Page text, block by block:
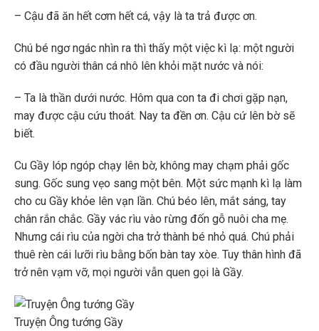
– Cậu đã ăn hết cơm hết cá, vậy là ta trả được ơn.
Chú bé ngơ ngác nhìn ra thì thấy một việc kì lạ: một người
có đầu người thân cá nhô lên khỏi mặt nước và nói:
– Ta là thần dưới nước. Hôm qua con ta đi chơi gặp nạn,
may được cậu cứu thoát. Nay ta đền ơn. Cậu cứ lên bờ sẽ
biết.
Cu Gầy lóp ngóp chạy lên bờ, không may chạm phải gốc
sung. Gốc sung vẹo sang một bên. Một sức mạnh kì lạ làm
cho cu Gầy khỏe lên vạn lần. Chú béo lên, mắt sáng, tay
chân rắn chắc. Gầy vác rìu vào rừng đốn gỗ nuôi cha mẹ.
Nhưng cái rìu của ngời cha trở thành bé nhỏ quá. Chú phải
thuê rèn cái lưỡi rìu bằng bốn bàn tay xòe. Tuy thân hình đã
trở nên vạm vỡ, mọi người vẫn quen gọi là Gầy.
Truyện Ông tướng Gầy